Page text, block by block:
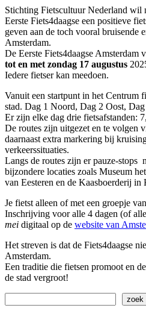
Stichting Fietscultuur Nederland wil
Eerste Fiets4daagse een positieve
geven aan de toch vooral bruisende
Amsterdam.
De Eerste Fiets4daagse Amsterdam
tot en met zondag 17 augustus
Iedere fietser kan meedoen.
Vanuit een startpunt in het Centrum
stad. Dag 1 Noord, Dag 2 Oost,
Er zijn elke dag drie fietsafstanden:
De routes zijn uitgezet en te volgen
daarnaast extra markering bij
verkeerssituaties.
Langs de routes zijn er pauze-stops
bijzondere locaties zoals Museum
van Eesteren en de Kaasboerderij in
Je fietst alleen of met een groepje
Inschrijving voor alle 4 dagen (of
mei digitaal op de website van
Het streven is dat de Fiets4daagse
Amsterdam.
Een traditie die fietsen promoot en
de stad vergroot!
zoek